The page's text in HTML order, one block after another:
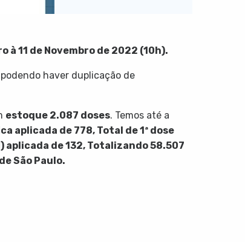
à 11 de Novembro de 2022 (10h).
haver duplicação de
estoque 2.087 doses. Temos até a
aplicada de 778, Total de 1ª dose
aplicada de 132, Totalizando 58.507
São Paulo.